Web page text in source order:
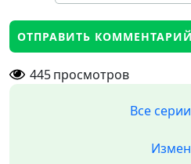
445просмотров
Все